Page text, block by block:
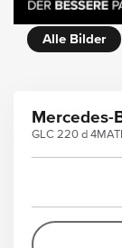
Alle Bilder
Mercedes-
GLC 220 d